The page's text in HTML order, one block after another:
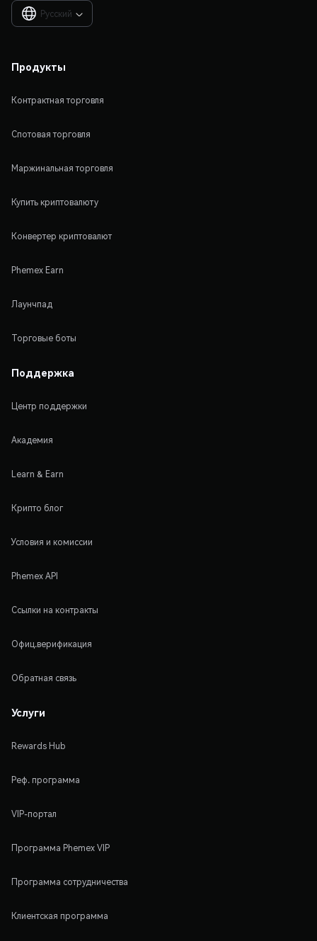
Русский 
Продукты
Контрактная торговля
Спотовая торговля
Маржинальная торговля
Купить криптовалюту
Конвертер криптовалют
Phemex Earn
Лаунчпад
Торговые боты
Поддержка
Центр поддержки
Академия
Learn & Earn
Крипто блог
Условия и комиссии
Phemex API
Ссылки на контракты
Офиц.верификация
Обратная связь
Услуги
Rewards Hub
Реф. программа
VIP-портал
Программа Phemex VIP
Программа сотрудничества
Клиентская программа